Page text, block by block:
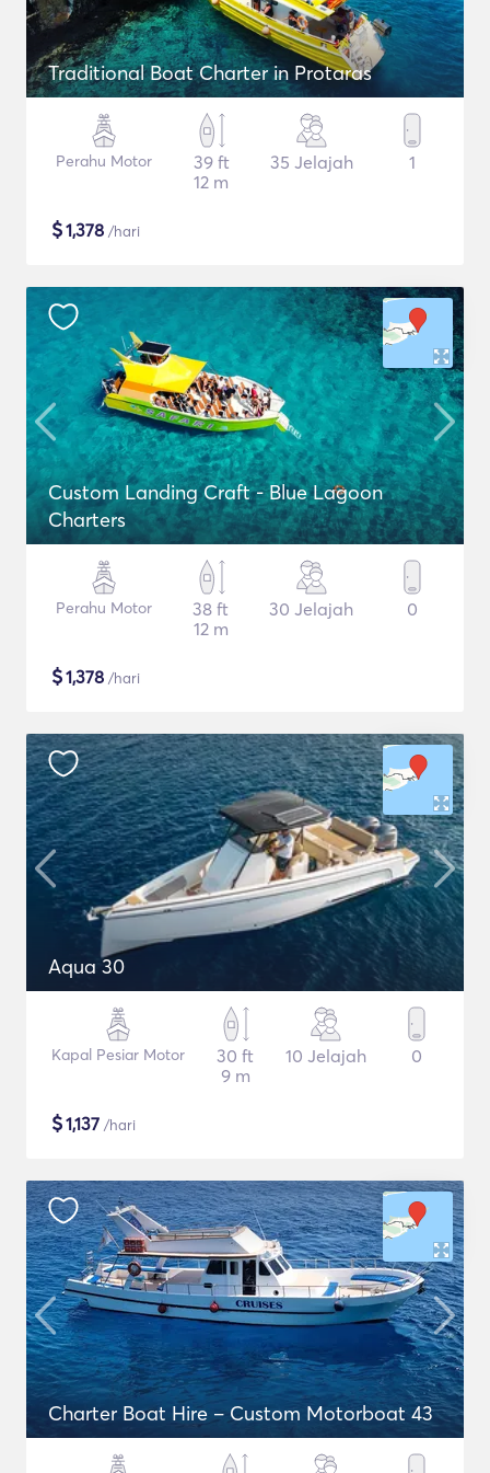
Traditional Boat Charter in Protaras
Perahu Motor
39 ft
12 m
35 Jelajah 1
$1,378 /hari
Custom Landing Craft - Blue Lagoon
Charters
Perahu Motor
38 ft
12 m
30 Jelajah 0
$1,378 /hari
Aqua 30
Kapal Pesiar Motor
30 ft
9 m
10 Jelajah 0
$1,137 /hari
Charter Boat Hire – Custom Motorboat 43